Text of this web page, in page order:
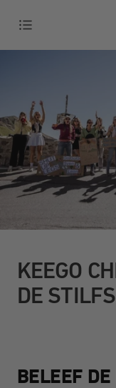
Navigatie
KEEGO
DE
BELEEF